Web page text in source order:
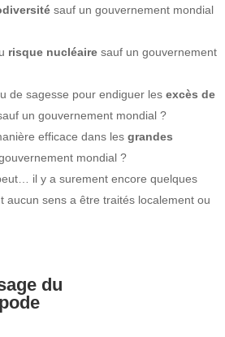
sauf un gouvernement mondial
risque nucléaire sauf un gouvernement
de sagesse pour endiguer les excès de
un gouvernement mondial ?
efficace dans les grandes
mondial ?
il y a surement encore quelques
aucun sens a être traités localement ou
du